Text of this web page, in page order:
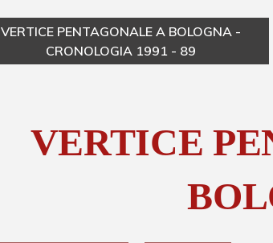
VERTICE PENTAGONALE A BOLOGNA -
CRONOLOGIA 1991 - 89
VERTICE